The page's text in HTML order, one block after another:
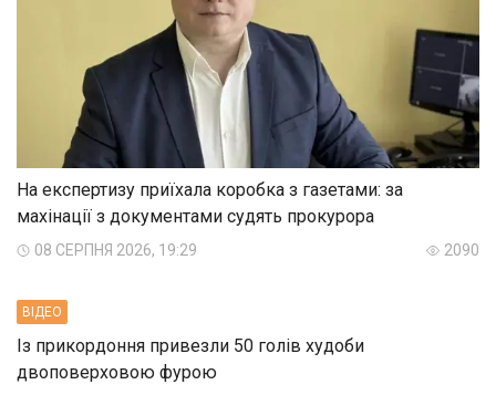
На експертизу приїхала коробка з газетами: за
махінації з документами судять прокурора
08 СЕРПНЯ 2026, 19:29 2090
ВIДЕО
Із прикордоння привезли 50 голів худоби
двоповерховою фурою